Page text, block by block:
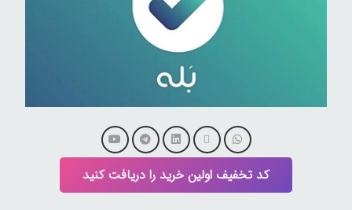
کد تخفیف اولین خرید را دریافت کنید